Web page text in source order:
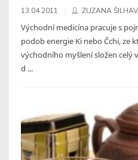
13.04.2011 ZUZANA
Východní medicína pracuje s
podob energie Ki nebo Čchi, ze
východního myšlení složen celý
d ...